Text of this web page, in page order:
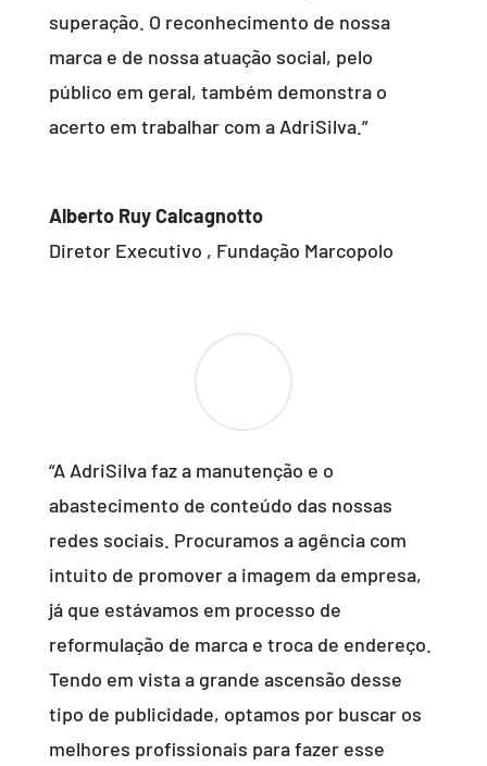
superação. O reconhecimento de nossa
marca e de nossa atuação social, pelo
público em geral, também demonstra o
acerto em trabalhar com a AdriSilva.”
Alberto Ruy Calcagnotto
Diretor Executivo , Fundação Marcopolo
“A AdriSilva faz a manutenção e o
abastecimento de conteúdo das nossas
redes sociais. Procuramos a agência com
intuito de promover a imagem da empresa,
já que estávamos em processo de
reformulação de marca e troca de endereço.
Tendo em vista a grande ascensão desse
tipo de publicidade, optamos por buscar os
melhores profissionais para fazer esse